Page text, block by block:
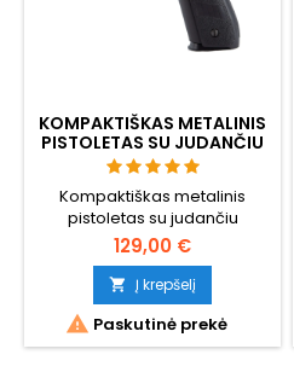
KOMPAKTIŠKAS METALINIS
PISTOLETAS SU JUDANČIU
ŠLIAUŽIKLIU SIG SAUER
P229
Kompaktiškas metalinis
pistoletas su judančiu
šliaužikliu Sig Sauer P229 aka
Navy.
129,00 €
 Į krepšelį
 Paskutinė prekė